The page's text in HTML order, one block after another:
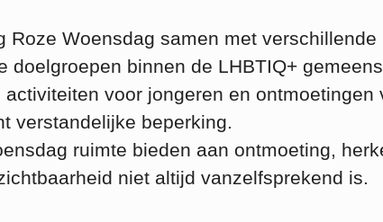
Woensdag samen met verschillende
binnen de LHBTIQ+
voor jongeren en ontmoetingen
verstandelijke beperking.
ruimte bieden aan ontmoeting,
niet altijd vanzelfsprekend is.